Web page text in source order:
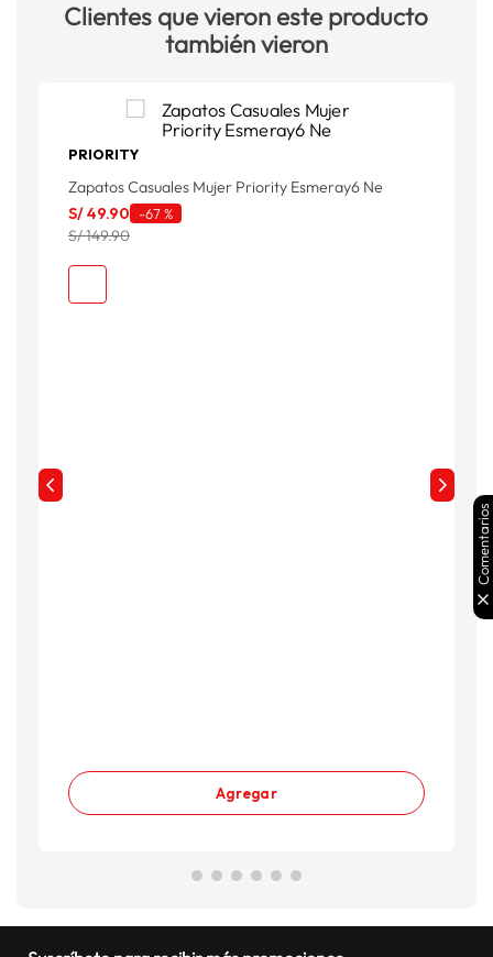
Clientes que vieron este producto
también vieron
PRIORITY
Zapatos Casuales Mujer Priority Esmeray6 Ne
S/49.90 -67 %
S/ 149.90
Agregar
Comentarios